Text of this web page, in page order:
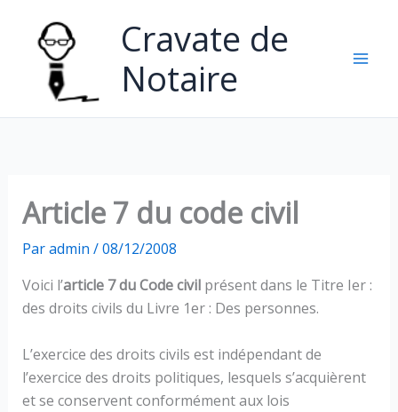
contenu
Cravate de
Notaire
Article 7 du code civil
Paradmin /08/12/2008
Voici l’article 7 du Code civilprésent dans le Titre Ier :
des droits civils du Livre 1er : Des personnes.
L’exercice des droits civils est indépendant de
l’exercice des droits politiques, lesquels s’acquièrent
et se conservent conformément aux lois